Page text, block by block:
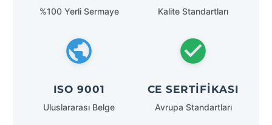
%100 Yerli Sermaye Kalite Standartları
ISO 9001
Uluslararası Belge
CE SERTIFIKASI
Avrupa Standartları